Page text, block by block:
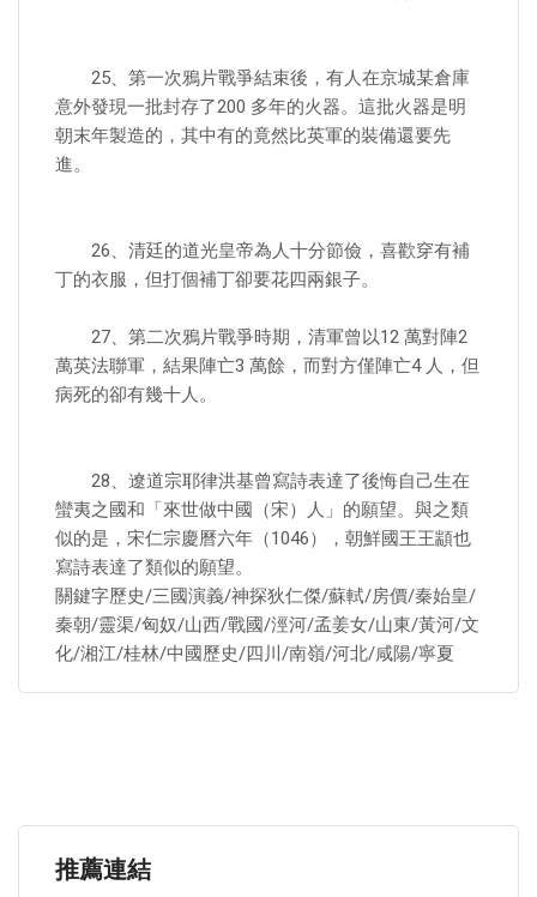
25、第一次鴉片戰爭結束後，有人在京城某倉庫
意外發現一批封存了200 多年的火器。這批火器是明
朝末年製造的，其中有的竟然比英軍的裝備還要先
進。
26、清廷的道光皇帝為人十分節儉，喜歡穿有補
丁的衣服，但打個補丁卻要花四兩銀子。
27、第二次鴉片戰爭時期，清軍曾以12 萬對陣2
萬英法聯軍，結果陣亡3 萬餘，而對方僅陣亡4 人，但
病死的卻有幾十人。
28、遼道宗耶律洪基曾寫詩表達了後悔自己生在
蠻夷之國和「來世做中國（宋）人」的願望。與之類
似的是，宋仁宗慶曆六年（1046），朝鮮國王王顓也
寫詩表達了類似的願望。
關鍵字歷史/三國演義/神探狄仁傑/蘇軾/房價/秦始皇/
秦朝/靈渠/匈奴/山西/戰國/涇河/孟姜女/山東/黃河/文
化/湘江/桂林/中國歷史/四川/南嶺/河北/咸陽/寧夏
推薦連結